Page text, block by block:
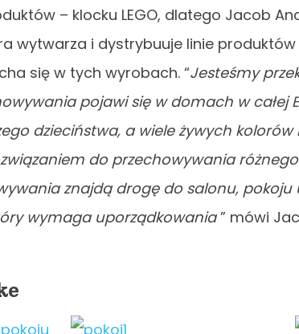
– klocku LEGO, dlatego Jacob
wytwarza i dystrybuuje linie produktów
się w tych wyrobach. “Jesteśmy
pojawi się w domach w całej
dzieciństwa, a wiele żywych
do przechowywania
znajdą drogę do salonu, pokoju
wymaga uporządkowania” mówi